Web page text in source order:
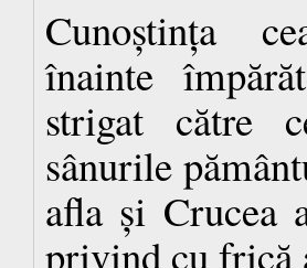
Cunoștința
înainte
strigat către
sânurile
afla și Crucea
privind cu frică